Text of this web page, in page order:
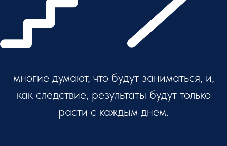
многие думают, что будут заниматься, и,
как следствие, результаты будут только
расти с каждым днем.